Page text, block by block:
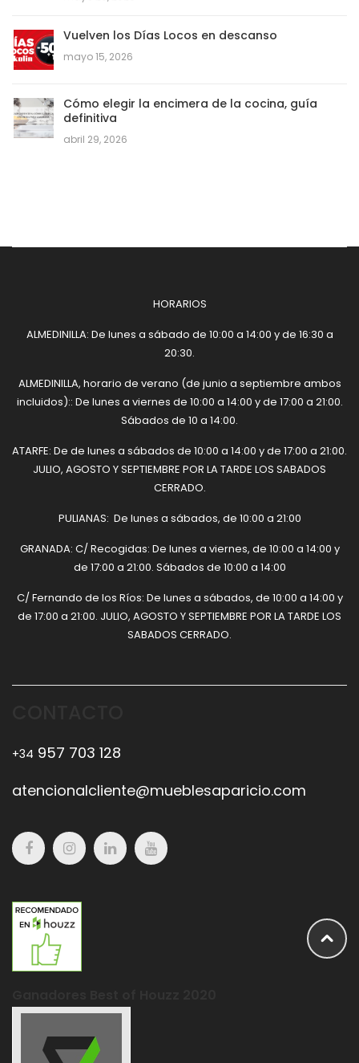
Vuelven los Días Locos en descanso
mayo 15, 2026
Cómo elegir la encimera de la cocina, guía
definitiva
abril 29, 2026
HORARIOS
ALMEDINILLA: De lunes a sábado de 10:00 a 14:00 y de 16:30 a
20:30.
ALMEDINILLA, horario de verano (de junio a septiembre ambos
incluidos):: De lunes a viernes de 10:00 a 14:00 y de 17:00 a 21:00.
Sábados de 10 a 14:00.
ATARFE: De de lunes a sábados de 10:00 a 14:00 y de 17:00 a 21:00.
JULIO, AGOSTO Y SEPTIEMBRE POR LA TARDE LOS SABADOS
CERRADO.
PULIANAS: De lunes a sábados, de 10:00 a 21:00
GRANADA: C/ Recogidas: De lunes a viernes, de 10:00 a 14:00 y
de 17:00 a 21:00. Sábados de 10:00 a 14:00
C/ Fernando de los Ríos: De lunes a sábados, de 10:00 a 14:00 y
de 17:00 a 21:00. JULIO, AGOSTO Y SEPTIEMBRE POR LA TARDE LOS
SABADOS CERRADO.
+34 957 703 128
atencionalcliente@mueblesaparicio.com